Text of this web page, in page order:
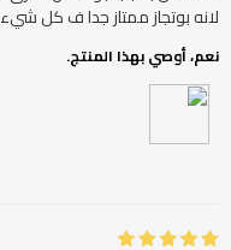
لانه بوتجاز ممتاز جدا ف كل شيء
نعم، أوصي بهذا المنتج.